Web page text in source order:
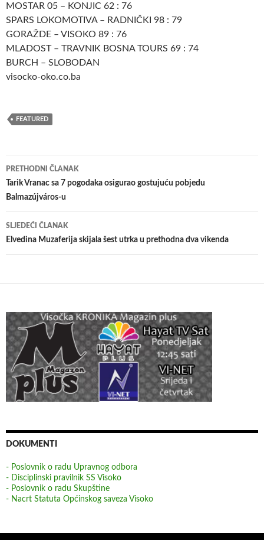
MOSTAR 05 – KONJIC 62 : 76
SPARS LOKOMOTIVA – RADNIČKI 98 : 79
GORAŽDE – VISOKO 89 : 76
MLADOST – TRAVNIK BOSNA TOURS 69 : 74
BURCH – SLOBODAN
visocko-oko.co.ba
FEATURED
Navigacija
članaka
PRETHODNI ČLANAK
Tarik Vranac sa 7 pogodaka osigurao gostujuću pobjedu
Balmazújváros-u
SLJEDEĆI ČLANAK
Elvedina Muzaferija skijala šest utrka u prethodna dva vikenda
DOKUMENTI
- Poslovnik o radu Upravnog odbora
- Disciplinski pravilnik SS Visoko
- Poslovnik o radu Skupštine
- Nacrt Statuta Općinskog saveza Visoko